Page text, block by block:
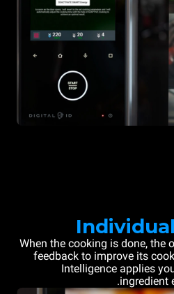
When the cooking is done, the
feedback to improve its
Intelligence applies
ingredient